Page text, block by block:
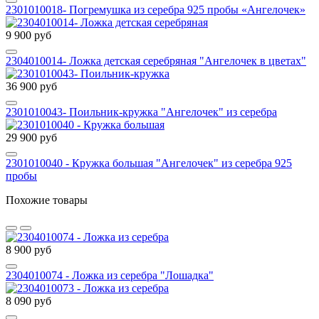
2301010018- Погремушка из серебра 925 пробы «Ангелочек»
9 900 руб
2304010014- Ложка детская серебряная "Ангелочек в цветах"
36 900 руб
2301010043- Поильник-кружка "Ангелочек" из серебра
29 900 руб
2301010040 - Кружка большая "Ангелочек" из серебра 925
пробы
Похожие товары
8 900 руб
2304010074 - Ложка из серебра "Лошадка"
8 090 руб